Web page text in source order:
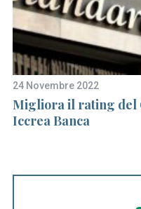
24 Novembre 2022
Migliora il rating del
Iccrea Banca